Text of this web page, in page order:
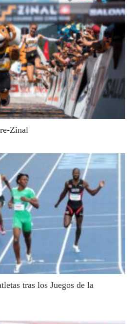
Zinal
tras los Juegos de la